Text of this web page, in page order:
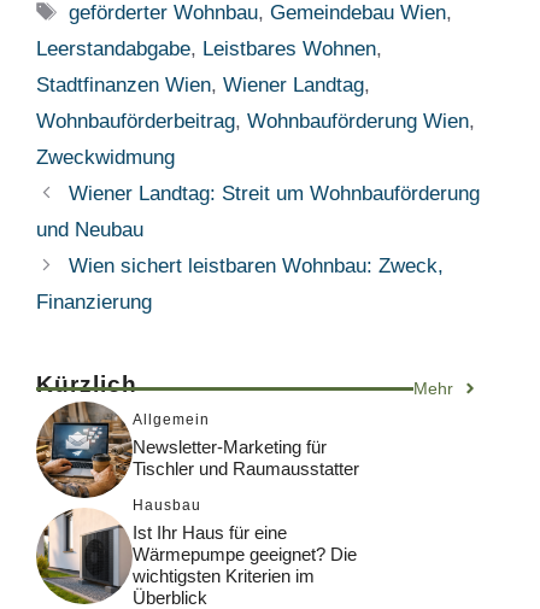
Schlagwörter
geförderter Wohnbau,Gemeindebau Wien,
Leerstandabgabe, Leistbares Wohnen,
Stadtfinanzen Wien, Wiener Landtag,
Wohnbauförderbeitrag, Wohnbauförderung Wien,
Zweckwidmung
Wiener Landtag: Streit um Wohnbauförderung
und Neubau
Wien sichert leistbaren Wohnbau: Zweck,
Finanzierung
Kürzlich Mehr
Allgemein
Newsletter-Marketing für
Tischler und Raumausstatter
Hausbau
Ist Ihr Haus für eine
Wärmepumpe geeignet? Die
wichtigsten Kriterien im
Überblick